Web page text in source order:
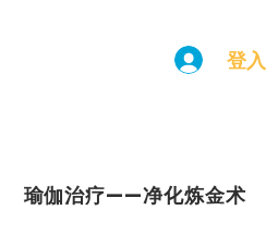
登入
瑜伽治疗——净化炼金术